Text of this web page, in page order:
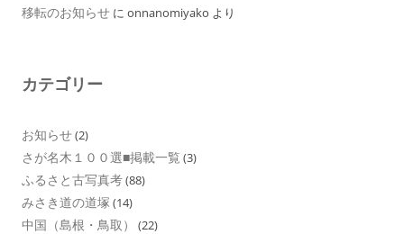
移転のお知らせ に onnanomiyako より
カテゴリー
お知らせ(2)
さが名木１００選■掲載一覧 (3)
ふるさと古写真考(88)
みさき道の道塚 (14)
中国（島根・鳥取） (22)